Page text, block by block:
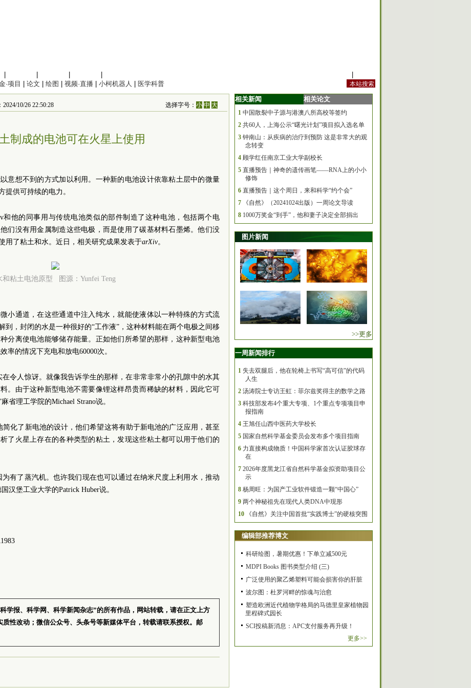
·项目 论文 绘图 视频·直播 小柯机器人 医学科普
10/26 22:50:28 选择字号：小 中 大
制成的电池可在火星上使用
意想不到的方式加以利用。一种新的电池设计依靠粘土层中的微量
提供可持续的电力。
和他的同事用与传统电池类似的部件制造了这种电池，包括两个电
们没有用金属制造这些电极，而是使用了碳基材料石墨烯。他们没
用了粘土和水。近日，相关研究成果发表于arXiv。
和粘土电池原型 图源：Yunfei Teng
小通道，在这些通道中注入纯水，就能使液体以一种特殊的方式流
到，封闭的水是一种很好的“工作液”，这种材料能在两个电极之间移
分离使电池能够储存能量。正如他们所希望的那样，这种新型电池
率的情况下充电和放电60000次。
令人惊讶。就像我告诉学生的那样，在非常非常小的孔隙中的水其
。由于这种新型电池不需要像锂这样昂贵而稀缺的材料，因此它可
省理工学院的Michael Strano说。
化了新电池的设计，他们希望这将有助于新电池的广泛应用，甚至
了火星上存在的各种类型的粘土，发现这些粘土都可以用于他们的
有了蒸汽机。也许我们现在也可以通过在纳米尺度上利用水，推动
汉堡工业大学的Patrick Huber说。
学报、科学网、科学新闻杂志”的所有作品，网站转载，请在正文上方
性改动；微信公众号、头条号等新媒体平台，转载请联系授权。邮
相关新闻 相关论文
1 中国散裂中子源与港澳八所高校等签约
2 共60人，上海公示“曙光计划”项目拟入选名单
3 钟南山：从疾病的治疗到预防 这是非常大的观
念转变
4 顾学红任南京工业大学副校长
5 直播预告｜神奇的遗传画笔——RNA上的小小
修饰
6 直播预告｜这个周日，来和科学“约个会”
7
《自然》（20241024出版）一周论文导读
8 1000万奖金“到手”，他和妻子决定全部捐出
图片新闻
>>更多
一周新闻排行
1 失去双腿后，他在轮椅上书写“高可信”的代码
人生
2 汤涛院士专访王虹：菲尔兹奖得主的数学之路
3 科技部发布4个重大专项、1个重点专项项目申
报指南
4 王旭任山西中医药大学校长
5 国家自然科学基金委员会发布多个项目指南
6 力直接构成物质！中国科学家首次认证胶球存
在
7 2026年度黑龙江省自然科学基金拟资助项目公
示
8 杨周旺：为国产工业软件锻造一颗“中国心”
9 两个神秘祖先在现代人类DNA中现形
10
《自然》关注中国首批“实践博士”的硬核突围
编辑部推荐博文
科研绘图，暑期优惠！下单立减500元
MDPI Books 图书类型介绍 (三)
广泛使用的聚乙烯塑料可能会损害你的肝脏
波尔图：杜罗河畔的惊魂与治愈
塑造欧洲近代植物学格局的马德里皇家植物园
里程碑式园长
SCI投稿新消息：APC支付服务再升级！
更多>>